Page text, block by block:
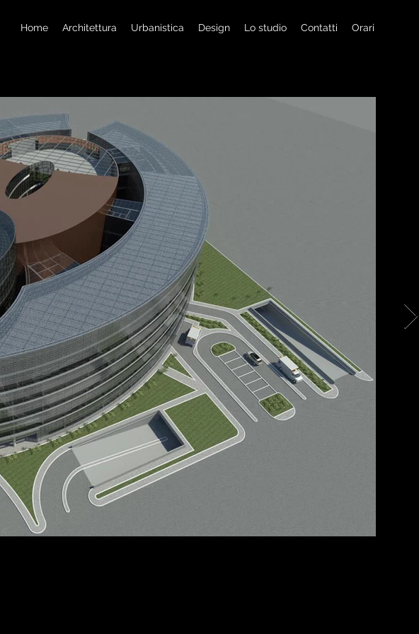
Home Architettura Urbanistica Design Lo studio Contatti Orari